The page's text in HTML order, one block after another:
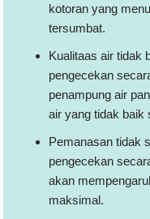
kotoran yang
tersumbat.
Kualitaas air tidak
pengecekan
penampung air
air yang tidak baik
Pemanasan tidak
pengecekan
akan
maksimal.